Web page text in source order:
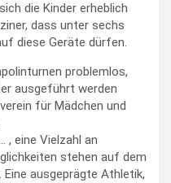
die Kinder erheblich
dass unter sechs
diese Geräte dürfen.
problemlos,
ausgeführt werden
für Mädchen und
, eine Vielzahl an
stehen auf dem
ausgeprägte Athletik,